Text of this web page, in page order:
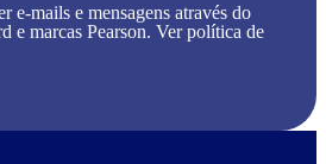
e-mails e mensagens através do
e marcas Pearson. Ver política de